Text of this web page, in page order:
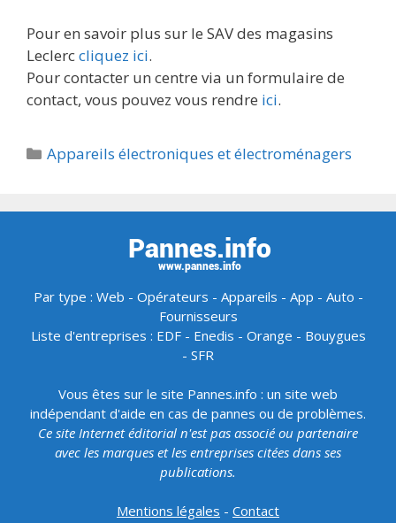
Pour en savoir plus sur le SAV des magasins
Leclerccliquez ici.
Pour contacter un centre via un formulaire de
contact, vous pouvez vous rendre ici.
Catégories
Appareils électroniques et électroménagers
Par type : Web - Opérateurs - Appareils - App - Auto -
Fournisseurs
Liste d'entreprises : EDF- Enedis - Orange - Bouygues
- SFR
Vous êtes sur le site Pannes.info : un site web
indépendant d'aide en cas de pannes ou de problèmes.
Ce site Internet éditorial n'est pas associé ou partenaire
avec les marques et les entreprises citées dans ses
publications.
Mentions légales - Contact